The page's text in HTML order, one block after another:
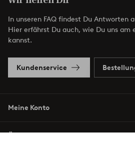
In unseren FAQ findest Du Antworten
Hier erfährst Du auch, wie Du uns
kannst.
Kundenservice
Meine Konto